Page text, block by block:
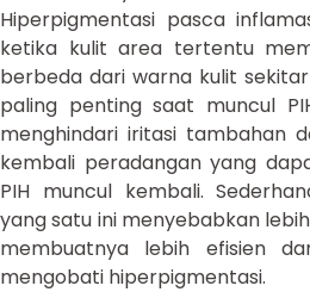
Hiperpigmentasi pasca
ketika kulit area tertentu
berbeda dari warna kulit
paling penting saat muncul
menghindari iritasi tambahan
kembali peradangan yang
PIH muncul kembali.
yang satu ini menyebabkan
membuatnya lebih efisien
mengobati hiperpigmentasi.